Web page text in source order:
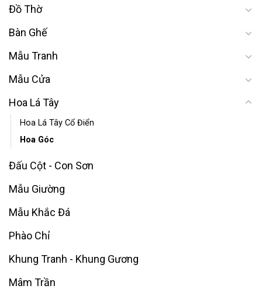
Đồ Thờ
Bàn Ghế
Mẫu Tranh
Mẫu Cửa
Hoa Lá Tây
Hoa Lá Tây Cổ Điển
Hoa Góc
Đấu Cột - Con Sơn
Mẫu Giường
Mẫu Khắc Đá
Phào Chỉ
Khung Tranh - Khung Gương
Mâm Trần